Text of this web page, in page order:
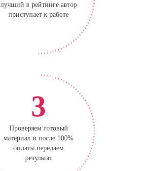
лучший в рейтинге автор
приступает к работе
3
Проверяем готовый
материал и после 100%
оплаты передаем
результат